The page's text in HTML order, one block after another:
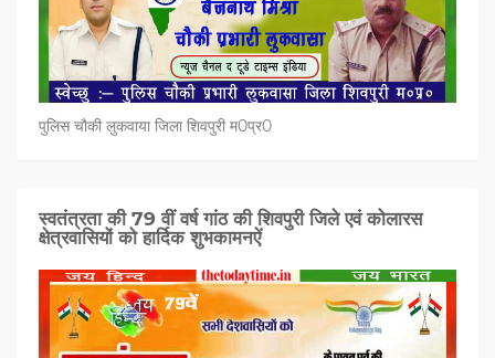
पुलिस चौकी लुकवाया जिला शिवपुरी म0प्र0
स्वतंत्रता की 79 वीं वर्ष गांठ की शिवपुरी जिले एवं कोलारस
क्षेत्रवासियों को हार्दिक शुभकामनऐं